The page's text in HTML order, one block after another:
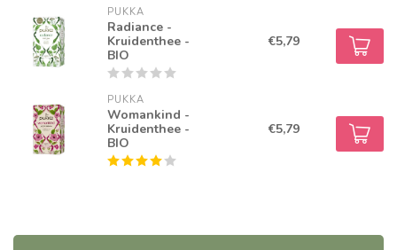
PUKKA
Radiance -
Kruidenthee -
BIO
€5,79
PUKKA
Womankind -
Kruidenthee -
BIO
€5,79